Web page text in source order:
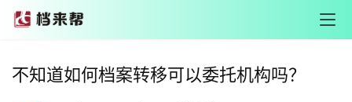
不知道如何档案转移可以委托机构吗？